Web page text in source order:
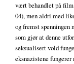
vært behandlet på
04), men aldri med
og fremst
som gjør at denne
seksualisert vold
eksnazistene